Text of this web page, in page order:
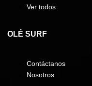
Ver todos
OLÉ SURF
Contáctanos
Nosotros